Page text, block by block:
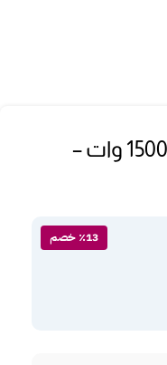
موقد لوكسيل كهربائي 1500 وات –
٪13 خصم